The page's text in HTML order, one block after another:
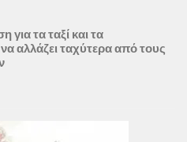
για τα ταξί και τα
αλλάζει ταχύτερα από τους